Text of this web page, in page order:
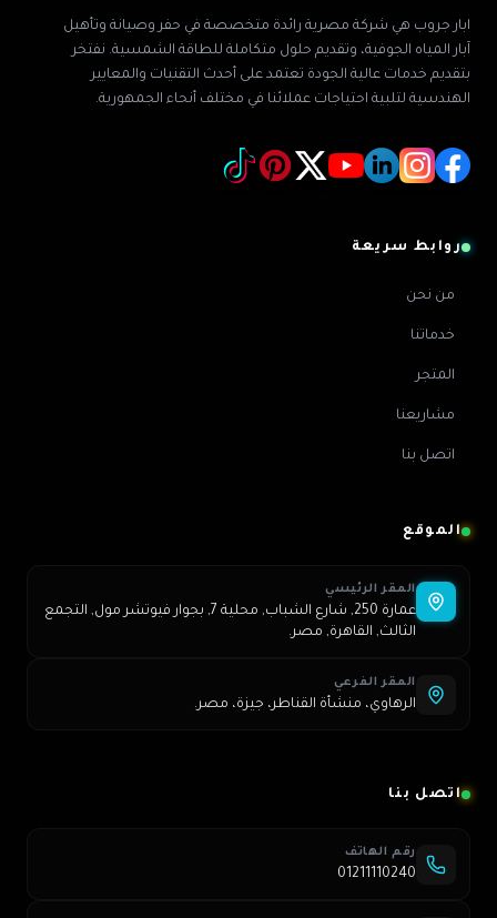
ابار جروب هي شركة مصرية رائدة متخصصة في حفر وصيانة وتأهيل
آبار المياه الجوفية، وتقديم حلول متكاملة للطاقة الشمسية. نفتخر
بتقديم خدمات عالية الجودة تعتمد على أحدث التقنيات والمعايير
الهندسية لتلبية احتياجات عملائنا في مختلف أنحاء الجمهورية.
روابط سريعة
من نحن
خدماتنا
المتجر
مشاريعنا
اتصل بنا
الموقع
المقر الرئيسي
عمارة 250, شارع الشباب, محلية 7, بجوار فيوتشر مول, التجمع
الثالث, القاهرة, مصر.
المقر الفرعي
الرهاوي، منشأة القناطر، جيزة، مصر.
اتصل بنا
رقم الهاتف
01211110240